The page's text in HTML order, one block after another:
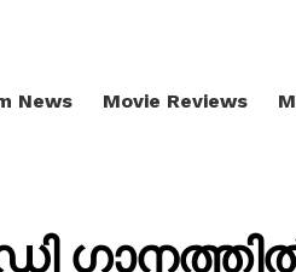
News Movie Reviews